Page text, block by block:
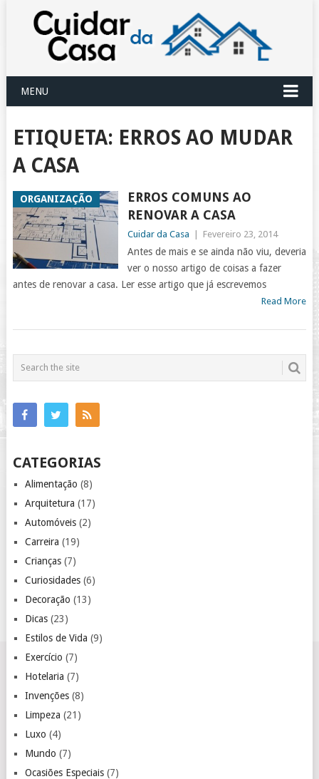
MENU
ETIQUETA: ERROS AO MUDAR
A CASA
ORGANIZAÇÃO
ERROS COMUNS AO
RENOVAR A CASA
Cuidar da Casa Fevereiro 23, 2014
Antes de mais e se ainda não viu, deveria
ver o nosso artigo de coisas a fazer
antes de renovar a casa. Ler esse artigo que já escrevemos
Read More
CATEGORIAS
Alimentação (8)
Arquitetura (17)
Automóveis(2)
Carreira (19)
Crianças(7)
Curiosidades(6)
Decoração (13)
Dicas(23)
Estilos de Vida (9)
Exercício (7)
Hotelaria (7)
Invenções(8)
Limpeza (21)
Luxo (4)
Mundo (7)
Ocasiões Especiais(7)